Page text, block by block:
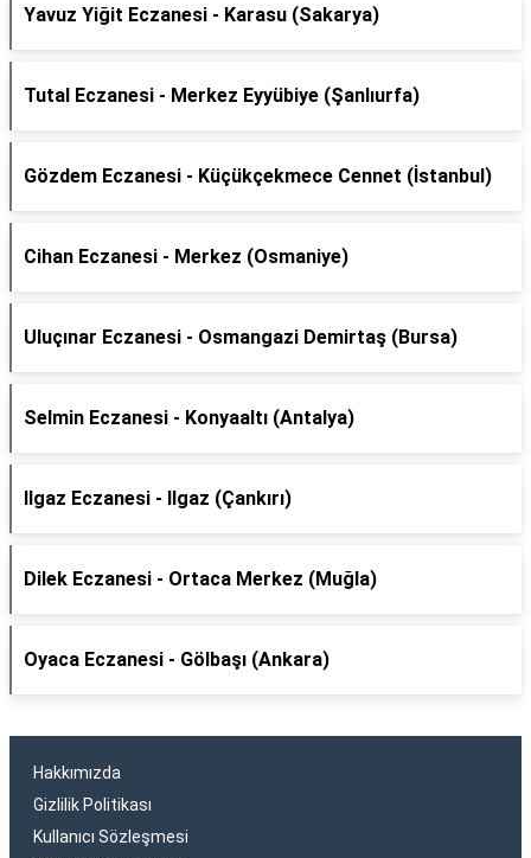
Yavuz Yiğit Eczanesi - Karasu (Sakarya)
Tutal Eczanesi - Merkez Eyyübiye (Şanlıurfa)
Gözdem Eczanesi - Küçükçekmece Cennet (İstanbul)
Cihan Eczanesi - Merkez (Osmaniye)
Uluçınar Eczanesi - Osmangazi Demirtaş (Bursa)
Selmin Eczanesi - Konyaaltı (Antalya)
Ilgaz Eczanesi - Ilgaz (Çankırı)
Dilek Eczanesi - Ortaca Merkez (Muğla)
Oyaca Eczanesi - Gölbaşı (Ankara)
Hakkımızda
Gizlilik Politikası
Kullanıcı Sözleşmesi